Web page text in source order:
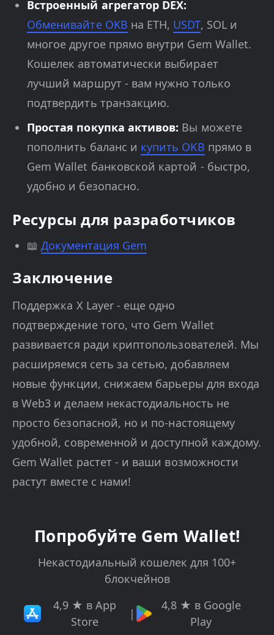
Встроенный агрегатор DEX:
Обменивайте OKB на ETH, USDT, SOL и
многое другое прямо внутри Gem Wallet.
Кошелек автоматически выбирает
лучший маршрут - вам нужно только
подтвердить транзакцию.
Простая покупка активов: Вы можете
пополнить баланс и купить OKB прямо в
Gem Wallet банковской картой - быстро,
удобно и безопасно.
Ресурсы для разработчиков
📖 Документация Gem
Заключение
Поддержка X Layer - еще одно
подтверждение того, что Gem Wallet
развивается ради криптопользователей. Мы
расширяемся сеть за сетью, добавляем
новые функции, снижаем барьеры для входа
в Web3 и делаем некастодиальность не
просто безопасной, но и по-настоящему
удобной, современной и доступной каждому.
Gem Wallet растет - и ваши возможности
растут вместе с нами!
Попробуйте Gem Wallet!
Некастодиальный кошелек для 100+
блокчейнов
4,9 ★ в App
Store
|
4,8 ★ в Google
Play